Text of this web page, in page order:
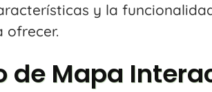
y la
ofrecer.
de Mapa